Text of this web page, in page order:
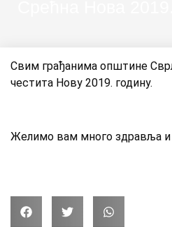
Свим грађанима општине
честита Нову 2019. годину.
Желимо вам много здравља и